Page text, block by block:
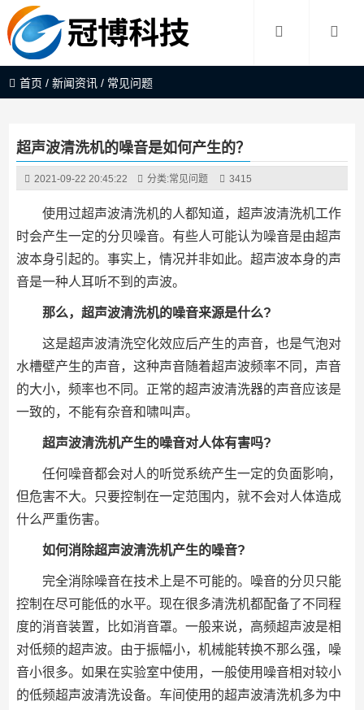
首页 /新闻资讯 / 常见问题
超声波清洗机的噪音是如何产生的？
2021-09-22 20:45:22 分类:常见问题 3415
使用过超声波清洗机的人都知道，超声波清洗机工作
时会产生一定的分贝噪音。有些人可能认为噪音是由超声
波本身引起的。事实上，情况并非如此。超声波本身的声
音是一种人耳听不到的声波。
那么，超声波清洗机的噪音来源是什么?
这是超声波清洗空化效应后产生的声音，也是气泡对
水槽壁产生的声音，这种声音随着超声波频率不同，声音
的大小，频率也不同。正常的超声波清洗器的声音应该是
一致的，不能有杂音和啸叫声。
超声波清洗机产生的噪音对人体有害吗?
任何噪音都会对人的听觉系统产生一定的负面影响，
但危害不大。只要控制在一定范围内，就不会对人体造成
什么严重伤害。
如何消除超声波清洗机产生的噪音?
完全消除噪音在技术上是不可能的。噪音的分贝只能
控制在尽可能低的水平。现在很多清洗机都配备了不同程
度的消音装置，比如消音罩。一般来说，高频超声波是相
对低频的超声波。由于振幅小，机械能转换不那么强，噪
音小很多。如果在实验室中使用，一般使用噪音相对较小
的低频超声波清洗设备。车间使用的超声波清洗机多为中